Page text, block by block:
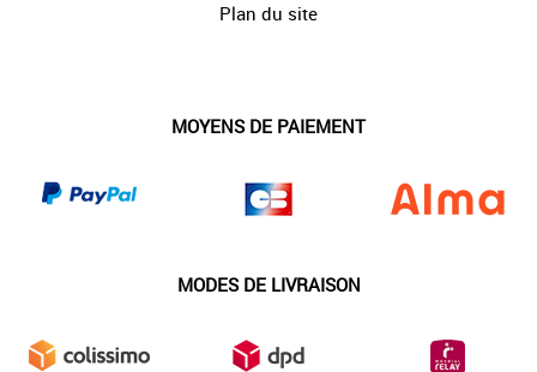
Plan du site
MOYENS DE PAIEMENT
MODES DE LIVRAISON